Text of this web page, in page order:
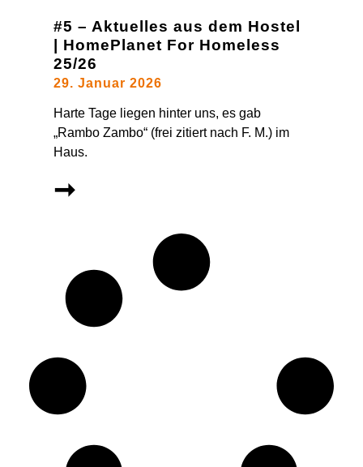
#5 – Aktuelles aus dem Hostel
| HomePlanet For Homeless
25/26
29. Januar 2026
Harte Tage liegen hinter uns, es gab
„Rambo Zambo“ (frei zitiert nach F. M.) im
Haus.
➞